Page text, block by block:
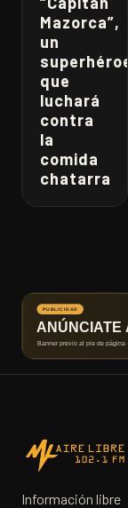
Mazorca”,
un
superhéroe
que
luchará
contra
la
comida
chatarra
Información libre